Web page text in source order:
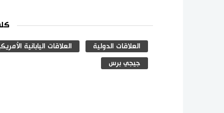
العلاقات الدولية العلاقات اليابانية
جيجي برس